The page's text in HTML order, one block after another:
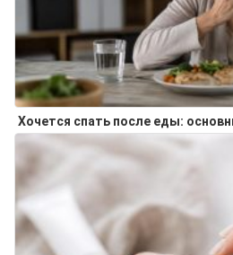
Хочется спать после еды: